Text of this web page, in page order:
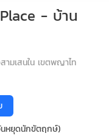
- บ้าน
ามเสนใน เขตพญาไท
นหยุดนักขัตฤกษ์)